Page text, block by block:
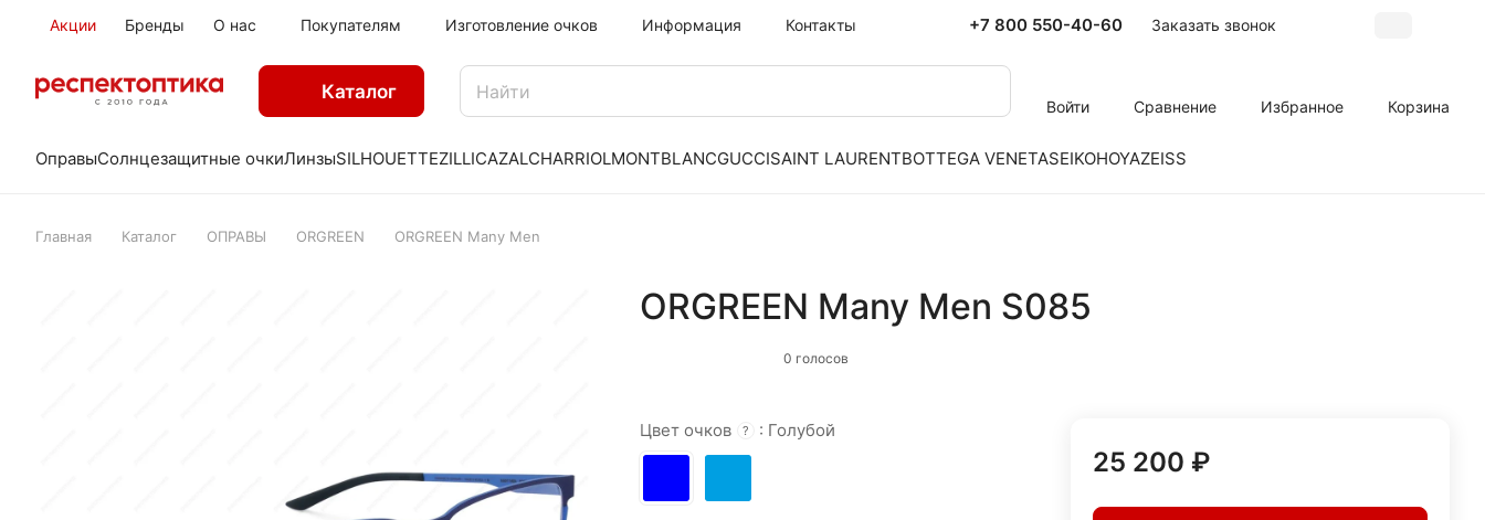
Акции Бренды О нас Покупателям Изготовление очков Информация Контакты +7 800 550-40-60 Заказать звонок
Каталог
Войти Сравнение Избранное Корзина
ОправыСолнцезащитные очкиЛинзыSILHOUETTEZILLICAZALCHARRIOLMONTBLANCGUCCISAINT LAURENTBOTTEGA VENETASEIKOHOYAZEISS
Главная Каталог ОПРАВЫ ORGREEN ORGREEN Many Men
ORGREEN Many Men S085
0 голосов
Цвет очков ? : Голубой
25 200 ₽